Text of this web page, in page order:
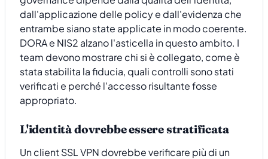
dall'applicazione delle policy e dall'evidenza che
entrambe siano state applicate in modo coerente.
DORA e NIS2 alzano l'asticella in questo ambito. I
team devono mostrare chi si è collegato, come è
stata stabilita la fiducia, quali controlli sono stati
verificati e perché l'accesso risultante fosse
appropriato.
L'identità dovrebbe essere stratificata
Un client SSL VPN dovrebbe verificare più di un